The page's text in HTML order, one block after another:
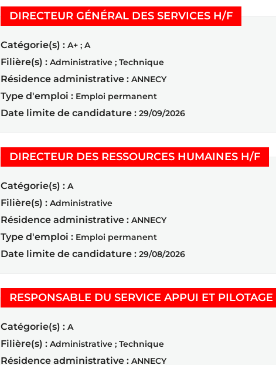
DIRECTEUR GÉNÉRAL DES SERVICES H/F
Catégorie(s) : A+ ; A
Filière(s) : Administrative ; Technique
Résidence administrative : ANNECY
Type d'emploi : Emploi permanent
Date limite de candidature : 29/09/2026
DIRECTEUR DES RESSOURCES HUMAINES H/F
Catégorie(s) : A
Filière(s) : Administrative
Résidence administrative : ANNECY
Type d'emploi : Emploi permanent
Date limite de candidature : 29/08/2026
RESPONSABLE DU SERVICE APPUI ET
Catégorie(s) : A
Filière(s) : Administrative ; Technique
Résidence administrative : ANNECY